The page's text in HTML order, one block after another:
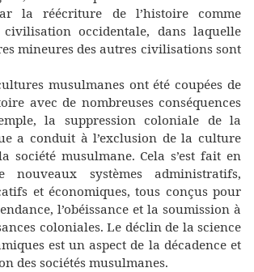
la réécriture de l’histoire comme
occidentale, dans laquelle
mineures des autres civilisations sont
musulmanes ont été coupées de
avec de nombreuses conséquences
la suppression coloniale de la
a conduit à l’exclusion de la culture
société musulmane. Cela s’est fait en
nouveaux systèmes administratifs,
et économiques, tous conçus pour
l’obéissance et la soumission à
coloniales. Le déclin de la science
est un aspect de la décadence et
des sociétés musulmanes.